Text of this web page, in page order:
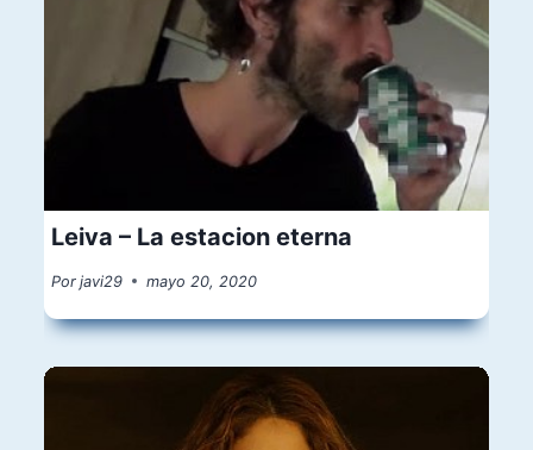
Leiva – La estacion eterna
Por javi29 mayo 20, 2020